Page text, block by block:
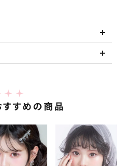
すめの商品